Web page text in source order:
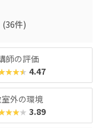
(36件)
師の評価
4.47
外の環境
3.89